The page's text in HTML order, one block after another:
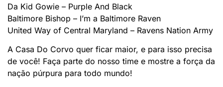
Da Kid Gowie – Purple And Black
Baltimore Bishop – I’m a Baltimore Raven
United Way of Central Maryland – Ravens Nation Army
A Casa Do Corvo quer ficar maior, e para isso precisa
de você! Faça parte do nosso time e mostre a força da
nação púrpura para todo mundo!